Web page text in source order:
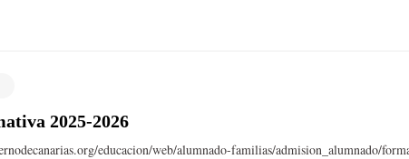
2025-2026
educacion/web/alumnado-familias/admision_alumnado/